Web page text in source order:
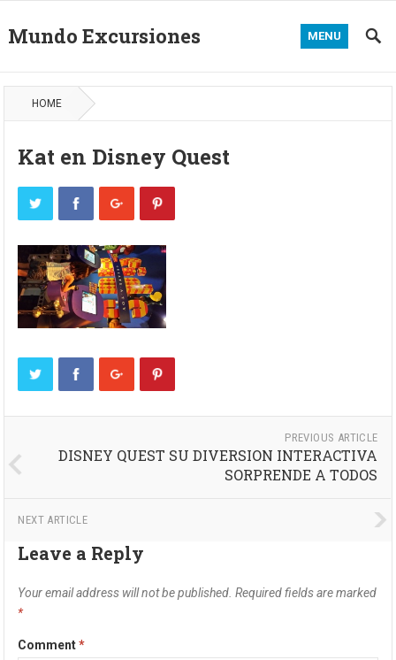
Mundo Excursiones MENU
HOME
Kat en Disney Quest
PREVIOUS ARTICLE
DISNEY QUEST SU DIVERSION INTERACTIVA
SORPRENDE A TODOS
NEXT ARTICLE
Leave a Reply
Your email address will not be published. Required fields are marked
*
Comment*